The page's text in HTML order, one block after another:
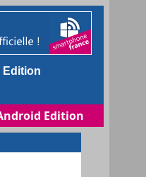
Edition
Edition